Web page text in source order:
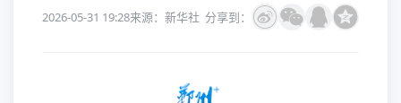
2026-05-31 19:28来源：新华社 分享到：